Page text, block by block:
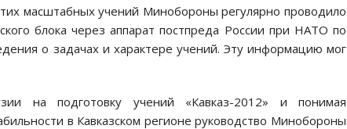
масштабных учений Минобороны регулярно проводило
блока через аппарат постпреда России при НАТО по
о задачах и характере учений. Эту информацию мог
на подготовку учений «Кавказ-2012» и понимая
в Кавказском регионе руководство Минобороны